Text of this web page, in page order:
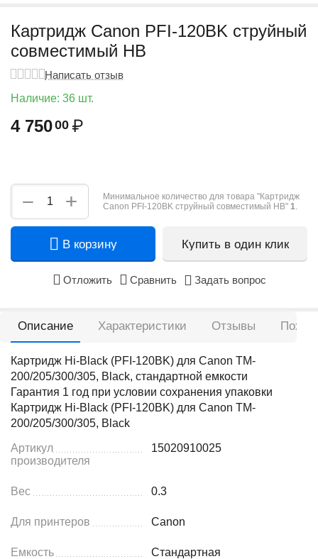
Картридж Canon PFI-120BK струйный
совместимый HB
Написать отзыв
Наличие: 36 шт.
4 75000 ₽
+
−
Минимальное количество для товара "Картридж
Canon PFI-120BK струйный совместимый HB" 1.
В корзину Купить в один клик
Отложить Сравнить Задать вопрос
Описание Характеристики Отзывы
Картридж Hi-Black (PFI-120BK) для Canon TM-
200/205/300/305, Black, стандартной емкости
Гарантия 1 год при условии сохранения упаковки
Картридж Hi-Black (PFI-120BK) для Canon TM-
200/205/300/305, Black
Артикул
производителя
15020910025
Вес 0.3
Для принтеров Canon
Емкость Стандартная